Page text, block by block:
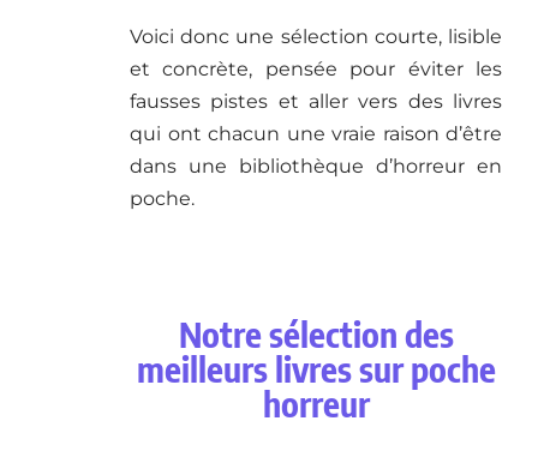
Voici donc une sélection courte, lisible
et concrète, pensée pour éviter les
fausses pistes et aller vers des livres
qui ont chacun une vraie raison d’être
dans une bibliothèque d’horreur en
poche.
Notre sélection des
meilleurs livres sur poche
horreur